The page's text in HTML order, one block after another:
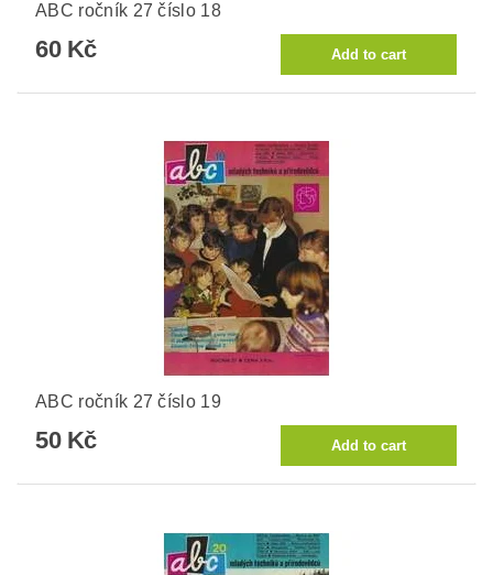
ABC ročník 27 číslo 18
60 Kč
ABC ročník 27 číslo 19
50 Kč